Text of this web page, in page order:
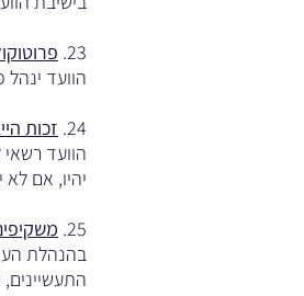
23.
הוועד ינהל
24. זכות
הוועד
יהיו, אם
25.
בהנהלת